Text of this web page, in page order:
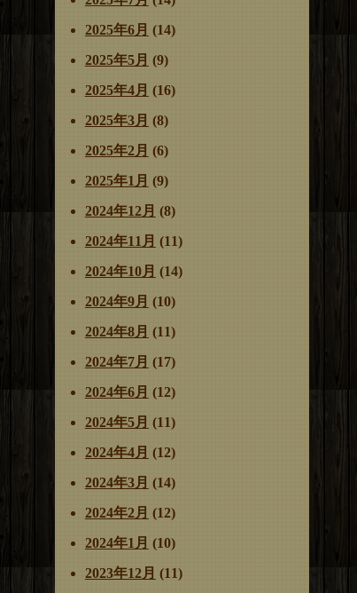
2025年6月 (14)
2025年5月 (9)
2025年4月 (16)
2025年3月 (8)
2025年2月 (6)
2025年1月 (9)
2024年12月 (8)
2024年11月 (11)
2024年10月 (14)
2024年9月 (10)
2024年8月 (11)
2024年7月 (17)
2024年6月 (12)
2024年5月 (11)
2024年4月 (12)
2024年3月 (14)
2024年2月 (12)
2024年1月 (10)
2023年12月 (11)